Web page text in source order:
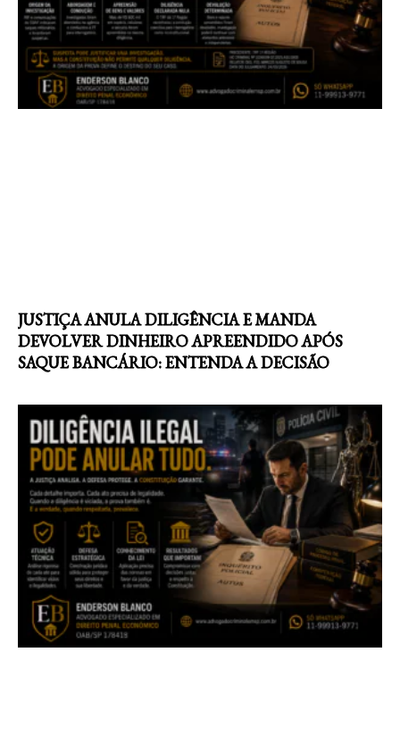
JUSTIÇA ANULA DILIGÊNCIA E MANDA
DEVOLVER DINHEIRO APREENDIDO APÓS
SAQUE BANCÁRIO: ENTENDA A DECISÃO